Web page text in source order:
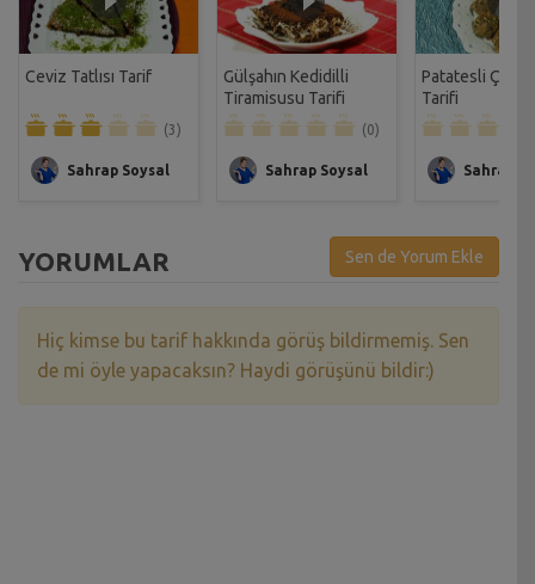
Ceviz Tatlısı Tarif
(3)
Sahrap Soysal
Gülşahın Kedidilli
Tiramisusu Tarifi
(0)
Sahrap Soysal
Patatesli Çıtır
Tarifi
Sahrap
YORUMLAR Sen de Yorum Ekle
Hiç kimse bu tarif hakkında görüş bildirmemiş. Sen
de mi öyle yapacaksın? Haydi görüşünü bildir:)